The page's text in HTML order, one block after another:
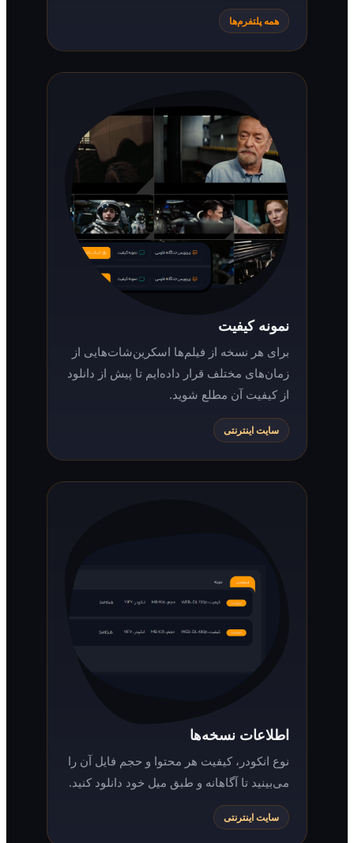
همه پلتفرم‌ها
نمونه کیفیت
برای هر نسخه از فیلم‌ها اسکرین‌شات‌هایی از
زمان‌های مختلف قرار داده‌ایم تا پیش از دانلود
از کیفیت آن مطلع شوید.
سایت اینترنتی
اطلاعات نسخه‌ها
نوع انکودر، کیفیت هر محتوا و حجم فایل آن را
می‌بینید تا آگاهانه و طبق میل خود دانلود کنید.
سایت اینترنتی